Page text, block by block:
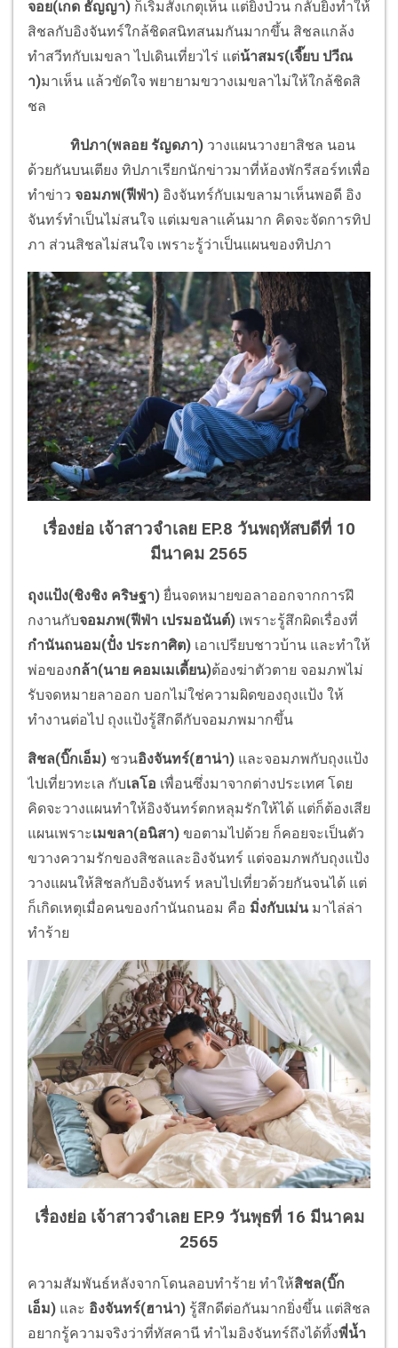
จอย(เกด ธัญญา) ก็เริ่มสังเกตุเห็น แต่ยิ่งป่วน กลับยิ่งทำให้
สิชลกับอิงจันทร์ใกล้ชิดสนิทสนมกันมากขึ้น สิชลแกล้ง
ทำสวีทกับเมขลา ไปเดินเที่ยวไร่ แต่น้าสมร(เจี๊ยบ ปวีณ
า)มาเห็น แล้วขัดใจ พยายามขวางเมขลาไม่ให้ใกล้ชิดสิ
ชล
ทิปภา(พลอย รัญดภา) วางแผนวางยาสิชล นอน
ด้วยกันบนเตียง ทิปภาเรียกนักข่าวมาที่ห้องพักรีสอร์ทเพื่อ
ทำข่าว จอมภพ(ฟีฟ่า) อิงจันทร์กับเมขลามาเห็นพอดี อิง
จันทร์ทำเป็นไม่สนใจ แต่เมขลาแค้นมาก คิดจะจัดการทิป
ภา ส่วนสิชลไม่สนใจ เพราะรู้ว่าเป็นแผนของทิปภา
เรื่องย่อ เจ้าสาวจำเลย EP.8 วันพฤหัสบดีที่ 10
มีนาคม 2565
ถุงแป้ง(ชิงชิง คริษฐา) ยื่นจดหมายขอลาออกจากการฝึ
กงานกับจอมภพ(ฟีฟ่า เปรมอนันต์) เพราะรู้สึกผิดเรื่องที่
กำนันถนอม(ปั๋ง ประกาศิต) เอาเปรียบชาวบ้าน และทำให้
พ่อของกล้า(นาย คอมเมเดี้ยน)ต้องฆ่าตัวตาย จอมภพไม่
รับจดหมายลาออก บอกไม่ใช่ความผิดของถุงแป้ง ให้
ทำงานต่อไป ถุงแป้งรู้สึกดีกับจอมภพมากขึ้น
สิชล(บิ๊กเอ็ม) ชวนอิงจันทร์(ฮาน่า) และจอมภพกับถุงแป้ง
ไปเที่ยวทะเล กับเลโอ เพื่อนซึ่งมาจากต่างประเทศ โดย
คิดจะวางแผนทำให้อิงจันทร์ตกหลุมรักให้ได้ แต่ก็ต้องเสีย
แผนเพราะเมขลา(อนิสา) ขอตามไปด้วย ก็คอยจะเป็นตัว
ขวางความรักของสิชลและอิงจันทร์ แต่จอมภพกับถุงแป้ง
วางแผนให้สิชลกับอิงจันทร์ หลบไปเที่ยวด้วยกันจนได้ แต่
ก็เกิดเหตุเมื่อคนของกำนันถนอม คือ มิ่งกับเม่นมาไล่ล่า
ทำร้าย
เรื่องย่อ เจ้าสาวจำเลย EP.9 วันพุธที่ 16 มีนาคม
2565
ความสัมพันธ์หลังจากโดนลอบทำร้าย ทำให้สิชล(บิ๊ก
เอ็ม) และ อิงจันทร์(ฮาน่า) รู้สึกดีต่อกันมากยิ่งขึ้น แต่สิชล
อยากรู้ความจริงว่าที่ทัสคานี ทำไมอิงจันทร์ถึงได้ทิ้งพี่น้ำ